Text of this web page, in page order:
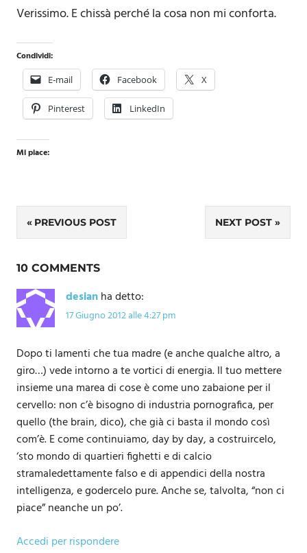
Verissimo. E chissà perché la cosa non mi conforta.
Condividi:
E-mail Facebook X
Pinterest LinkedIn
Mi piace:
Navigazione
articoli
PREVIOUS POST NEXT POST
10 COMMENTS
desianha detto:
17 Giugno 2012 alle 4:27 pm
Dopo ti lamenti che tua madre (e anche qualche altro, a
giro…) vede intorno a te vortici di energia. Il tuo mettere
insieme una marea di cose è come uno zabaione per il
cervello: non c’è bisogno di industria pornografica, per
quello (the brain, dico), che già ci basta il mondo così
com’è. E come continuiamo, day by day, a costruircelo,
‘sto mondo di quartieri fighetti e di calcio
stramaledettamente falso e di appendici della nostra
intelligenza, e godercelo pure. Anche se, talvolta, “non ci
piace” neanche un po’.
Accedi per rispondere